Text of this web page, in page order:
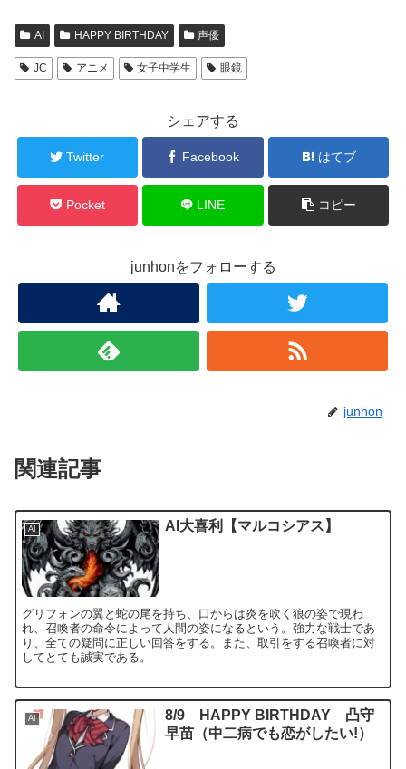
AI HAPPY BIRTHDAY 声優
JC アニメ 女子中学生 眼鏡
シェアする
Twitter Facebook はてブ
Pocket LINE コピー
junhonをフォローする
junhon
関連記事
AI AI大喜利【マルコシアス】
グリフォンの翼と蛇の尾を持ち、口からは炎を吹く狼の姿で現わ
れ、召喚者の命令によって人間の姿になるという。強力な戦士であ
り、全ての疑問に正しい回答をする。また、取引をする召喚者に対
してとても誠実である。
AI
8/9 HAPPY BIRTHDAY 凸守
早苗（中二病でも恋がしたい!）